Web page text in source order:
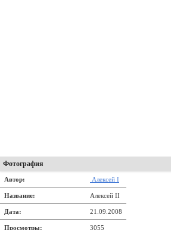
Фотография
Автор: Алексей I
Название: Алексей II
Дата: 21.09.2008
Просмотры: 3055